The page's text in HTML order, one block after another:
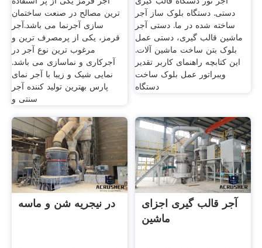
ترین مصالح در صنعت ساختمان
سازی آجرنما می باشد.آجر
قرمز، یکی از پرمصرف ترین و
مرغوب ترین نوع آجر در
آجرکاری و نماسازی می باشد.
نمایی شیک و زیبا با آجر نمای
پارس بهترین تولید کننده آجر
سنتی و
دستی. دستگاه بلوک ساز آجر
ساخته شده در ما. دستی آجر
ماشین قالب گیری، دستی عمل
بلوک بتن ساخت ماشین آلات.
این کتابچه راهنمای کاربر تقدیر
ویبراتور عمل بلوک ساخت
دستگاه
در نیجریه شن و ماسه
آجر قالب گیری اجزای
ماشین